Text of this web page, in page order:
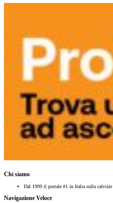
Chi siamo
Dal 1999 il portale #1 in Italia sulla calvizie
Navigazione Veloce